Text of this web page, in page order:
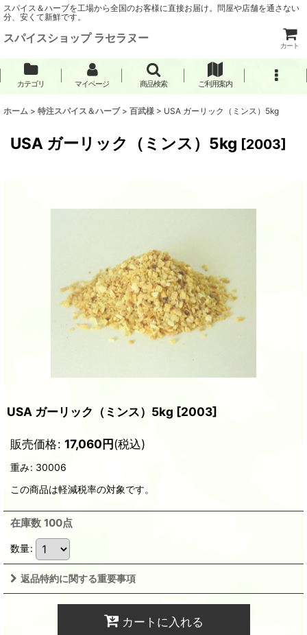
スパイス＆ハーブを工場から全国のお客様に直接お届け。問屋や店舗を通さない
分、安くて新鮮です。
スパイスショップ ラセラヌー
カート
カテゴリ マイページ 商品検索 ご利用案内
ホーム > 特注スパイス＆ハーブ > 百武様 > USA ガーリック（ミンス）5kg
USA ガーリック（ミンス）5kg [2003]
USA ガーリック（ミンス）5kg [2003]
販売価格: 17,060円(税込)
重み: 30006
この商品は軽減税率の対象です。
在庫数 100点
数量:
返品特約に関する重要事項
カートに入れる